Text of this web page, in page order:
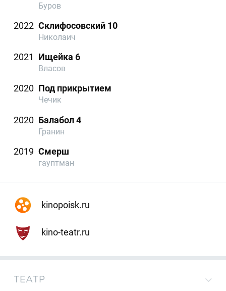
Буров
2022 Склифосовский 10
Николаич
2021 Ищейка 6
Власов
2020 Под прикрытием
Чечик
2020 Балабол 4
Гранин
2019 Смерш
гауптман
kinopoisk.ru
kino-teatr.ru
ТЕАТР